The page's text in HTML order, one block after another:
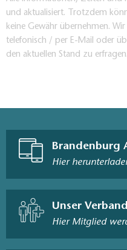
und aktualisiert. Trotzdem
keine Gewähr übernehmen.
telefonisch / per E-Mail oder
den aktuellen Stand zu erfragen.
Brandenburg
Hier
Unser Verband
Hier Mitglied